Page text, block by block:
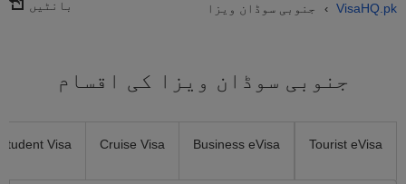
VisaHQ.pk
› جنوبی سوڈان ویزا بانٹیں
جنوبی سوڈان ویزا کی اقسام
Tourist eVisa
Business eVisa
Cruise Visa
Student Visa